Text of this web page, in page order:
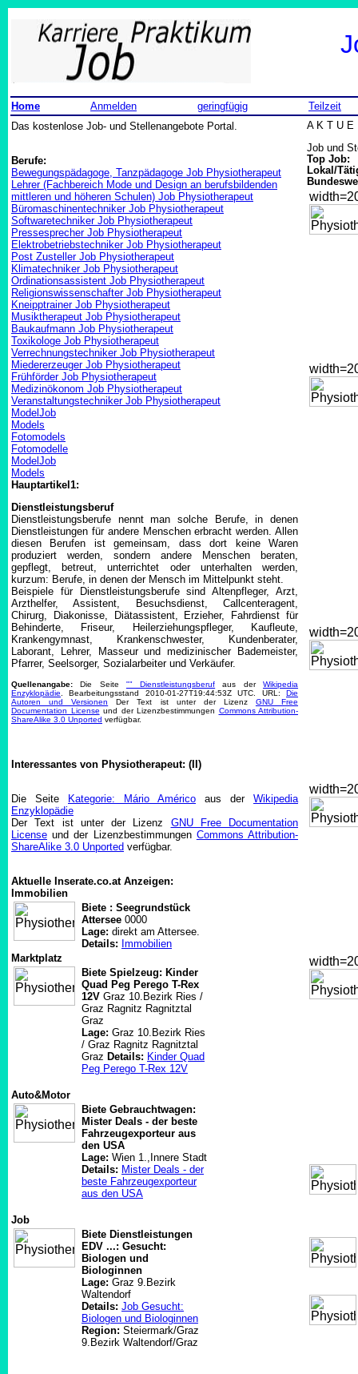
Home Anmelden geringfügig
Teilzeit
Das kostenlose Job- und Stellenangebote Portal.
Berufe:
Bewegungspädagoge, Tanzpädagoge Job Physiotherapeut
Lehrer (Fachbereich Mode und Design an berufsbildenden
mittleren und höheren Schulen) Job Physiotherapeut
Büromaschinentechniker Job Physiotherapeut
Softwaretechniker Job Physiotherapeut
Pressesprecher Job Physiotherapeut
Elektrobetriebstechniker Job Physiotherapeut
Post Zusteller Job Physiotherapeut
Klimatechniker Job Physiotherapeut
Ordinationsassistent Job Physiotherapeut
Religionswissenschafter Job Physiotherapeut
Kneipptrainer Job Physiotherapeut
Musiktherapeut Job Physiotherapeut
Baukaufmann Job Physiotherapeut
Toxikologe Job Physiotherapeut
Verrechnungstechniker Job Physiotherapeut
Miedererzeuger Job Physiotherapeut
Frühförder Job Physiotherapeut
Medizinökonom Job Physiotherapeut
Veranstaltungstechniker Job Physiotherapeut
ModelJob
Models
Fotomodels
Fotomodelle
ModelJob
Models
Hauptartikel1:
Dienstleistungsberuf
Dienstleistungsberufe nennt man solche Berufe, in denen
Dienstleistungen für andere Menschen erbracht werden. Allen
diesen Berufen ist gemeinsam, dass dort keine Waren
produziert werden, sondern andere Menschen beraten,
gepflegt, betreut, unterrichtet oder unterhalten werden,
kurzum: Berufe, in denen der Mensch im Mittelpunkt steht.
Beispiele für Dienstleistungsberufe sind Altenpfleger, Arzt,
Arzthelfer, Assistent, Besuchsdienst, Callcenteragent,
Chirurg, Diakonisse, Diätassistent, Erzieher, Fahrdienst für
Behinderte, Friseur, Heilerziehungspfleger, Kaufleute,
Krankengymnast, Krankenschwester, Kundenberater,
Laborant, Lehrer, Masseur und medizinischer Bademeister,
Pfarrer, Seelsorger, Sozialarbeiter und Verkäufer.
Quellenangabe:Die Seite "" Dienstleistungsberuf aus derWikipedia
Enzyklopädie . Bearbeitungsstand 2010-01-27T19:44:53Z UTC. URL: Die
Autoren und Versionen
Der Text ist unter der Lizenz GNU Free
Documentation License und der Lizenzbestimmungen Commons Attribution-
ShareAlike 3.0 Unported verfügbar.
Interessantes von Physiotherapeut: (II)
Die Seite Kategorie: Mário Américo aus der Wikipedia
Enzyklopädie
Der Text ist unter der Lizenz GNU Free Documentation
License und der Lizenzbestimmungen Commons Attribution-
ShareAlike 3.0 Unported verfügbar.
Aktuelle Inserate.co.at Anzeigen:
Immobilien
Biete : Seegrundstück
Attersee 0000
Lage: direkt am Attersee.
Details: Immobilien
Marktplatz
Biete Spielzeug: Kinder
Quad Peg Perego T-Rex
12V Graz 10.Bezirk Ries /
Graz Ragnitz Ragnitztal
Graz
Lage: Graz 10.Bezirk Ries
/ Graz Ragnitz Ragnitztal
Graz Details: Kinder Quad
Peg Perego T-Rex 12V
Auto&Motor
Biete Gebrauchtwagen:
Mister Deals - der beste
Fahrzeugexporteur aus
den USA
Lage: Wien 1.,Innere Stadt
Details: Mister Deals - der
beste Fahrzeugexporteur
aus den USA
Job
Biete Dienstleistungen
EDV ...: Gesucht:
Biologen und
Biologinnen
Lage: Graz 9.Bezirk
Waltendorf
Details: Job Gesucht:
Biologen und Biologinnen
Region: Steiermark/Graz
9.Bezirk Waltendorf/Graz
A K T U E
Job und
Top Job:
Lokal/